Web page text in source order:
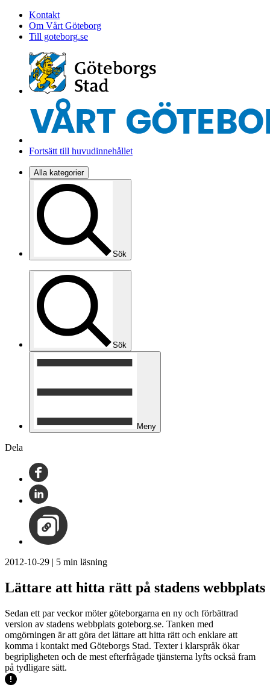
Kontakt
Om Vårt Göteborg
Till goteborg.se
Fortsätt till huvudinnehållet
Alla kategorier
Sök
Sök
Meny
Dela
2012-10-29 | 5 min läsning
Lättare att hitta rätt på stadens webbplats
Sedan ett par veckor möter göteborgarna en ny och förbättrad
version av stadens webbplats goteborg.se. Tanken med
omgörningen är att göra det lättare att hitta rätt och enklare att
komma i kontakt med Göteborgs Stad. Texter i klarspråk ökar
begripligheten och de mest efterfrågade tjänsterna lyfts också fram
på tydligare sätt.